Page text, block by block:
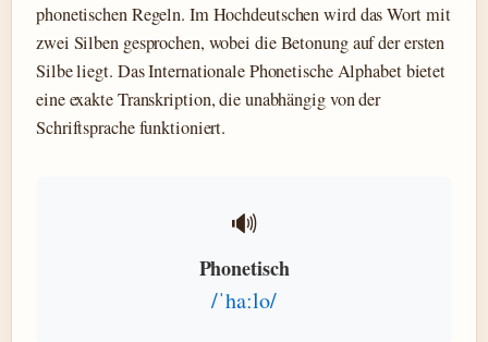
phonetischen Regeln. Im Hochdeutschen wird das Wort mit
zwei Silben gesprochen, wobei die Betonung auf der ersten
Silbe liegt. Das Internationale Phonetische Alphabet bietet
eine exakte Transkription, die unabhängig von der
Schriftsprache funktioniert.
🔊
Phonetisch
/ˈhaːlo/